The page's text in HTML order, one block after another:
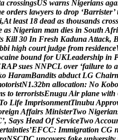
a crossingsUS warns Nigerians aga
e orders lawyers to drop ‘Barrister’
i,At least 18 dead as thousands cross
as Nigerian man dies in South Afri
s Kill 30 In Fresh KadunaAttack, B
bbi high court judge from residence
caine bound for UKLeadership in
RAP sues NNPCL over ‘failure to a
o HaramBandits abduct LG Chair
otoristN1.32bn allocation: No Kobo
s to terroristsEnuguAir plane with
To Life ImprisonmentTinubuAppro
reign Affairs MinisterTwo Nigerian
’, Says Head Of ServiceTwoAccou
ertainties’EFCC: Immigration CG n